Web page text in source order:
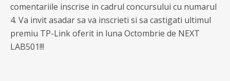
comentariile inscrise in cadrul concursului cu numarul
4. Va invit asadar sa va inscrieti si sa castigati ultimul
premiu TP-Link oferit in luna Octombrie de NEXT
LAB501!!!